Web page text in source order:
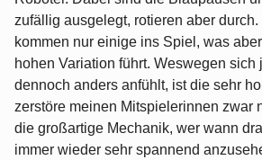
zufällig ausgelegt, rotieren aber durch.
kommen nur einige ins Spiel, was
hohen Variation führt. Weswegen sich
dennoch anders anfühlt, ist die sehr
zerstöre meinen Mitspielerinnen zwar
die großartige Mechanik, wer wann
immer wieder sehr spannend